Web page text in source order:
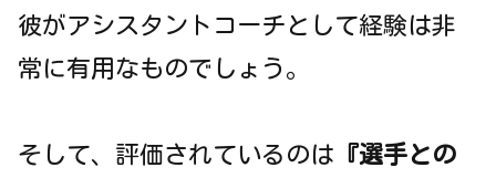
彼がアシスタントコーチとして経験は非
常に有用なものでしょう。
そして、評価されているのは 『選手との